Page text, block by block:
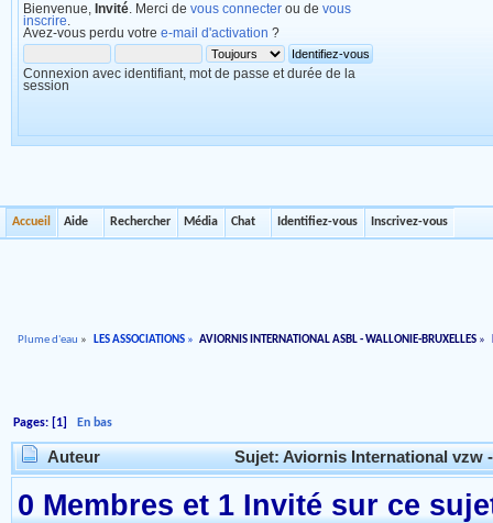
Bienvenue, Invité . Merci de vous connecter ou de vous
inscrire
Avez-vous perdu votre e-mail d'activation ?
Connexion avec identifiant, mot de passe et durée de la
session
Accueil Aide Rechercher Média Chat Identifiez-vous Inscrivez-vous
Plume d'eau » LES ASSOCIATIONS» AVIORNIS INTERNATIONAL ASBL - WALLONIE-BRUXELLES »
Pages: [1]En bas
Auteur Sujet: Aviornis International vzw
0 Membres et 1 Invité sur ce